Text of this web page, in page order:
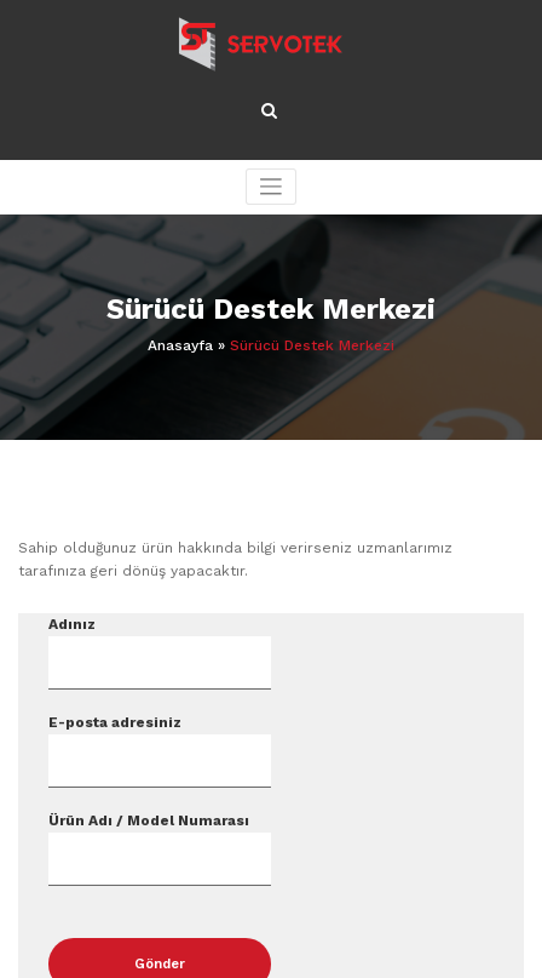
Sürücü Destek Merkezi
Anasayfa » Sürücü Destek Merkezi
Sahip olduğunuz ürün hakkında bilgi verirseniz uzmanlarımız
tarafınıza geri dönüş yapacaktır.
Adınız
E-posta adresiniz
Ürün Adı / Model Numarası